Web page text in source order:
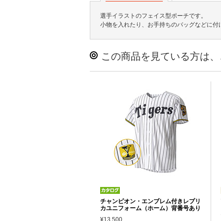
選手イラストのフェイス型ポーチです。
小物を入れたり、お手持ちのバッグなどに付
この商品を見ている方は
チャンピオン・エンブレム付きレプリ
カユニフォーム（ホーム）背番号あり
¥13,500